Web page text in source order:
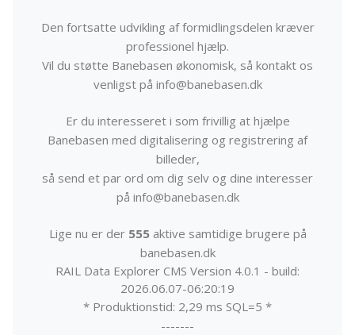
Den fortsatte udvikling af formidlingsdelen kræver
professionel hjælp.
Vil du støtte Banebasen økonomisk, så kontakt os
venligst på info@banebasen.dk
Er du interesseret i som frivillig at hjælpe
Banebasen med digitalisering og registrering af
billeder,
så send et par ord om dig selv og dine interesser
på info@banebasen.dk
Lige nu er der 555aktive samtidige brugere på
banebasen.dk
RAIL Data Explorer CMS Version 4.0.1 - build:
2026.06.07-06:20:19
* Produktionstid: 2,29 ms SQL=5 *
-------